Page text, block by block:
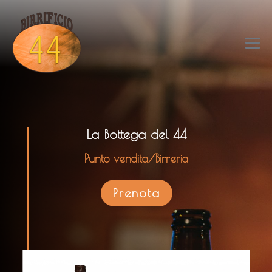
contenuto
La Bottega del 44
Punto vendita/Birreria
Prenota